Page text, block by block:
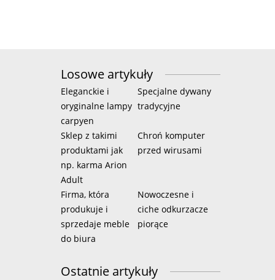
Losowe artykuły
Eleganckie i
oryginalne lampy
carpyen
Specjalne dywany
tradycyjne
Sklep z takimi
produktami jak
np. karma Arion
Adult
Chroń komputer
przed wirusami
Firma, która
produkuje i
sprzedaje meble
do biura
Nowoczesne i
ciche odkurzacze
piorące
Ostatnie artykuły